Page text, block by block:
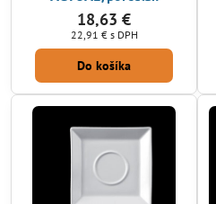
18,63 €
22,91 € s DPH
Do košíka